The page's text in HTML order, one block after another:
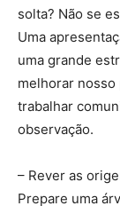
solta? Não se
Uma
uma grande
melhorar nosso
trabalhar
observação.
– Rever as
Prepare uma